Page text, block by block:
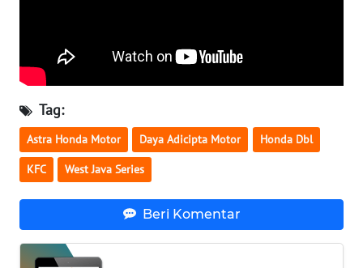
Tag:
Astra Honda Motor Daya Adicipta Motor Honda Dbl
KFC West Java Series
Beri Komentar
BALI
WN
KALBAR
KALTENG
WN
KALTARA